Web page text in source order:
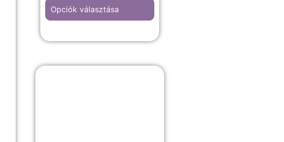
elveszett rendszert
alkalmazza.
Opciók választása